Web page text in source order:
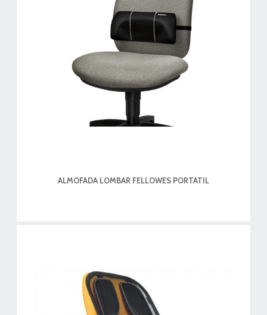
ALMOFADA LOMBAR FELLOWES PORTATIL